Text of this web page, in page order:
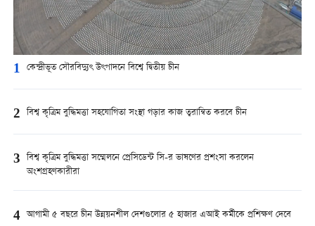
1 কেন্দ্রীভূত সৌরবিদ্যুৎ উৎপাদনে বিশ্বে দ্বিতীয় চীন
2 বিশ্ব কৃত্রিম বুদ্ধিমত্তা সহযোগিতা সংস্থা গড়ার কাজ ত্বরান্বিত করবে চীন
3 বিশ্ব কৃত্রিম বুদ্ধিমত্তা সম্মেলনে প্রেসিডেন্ট সি-র ভাষণের প্রশংসা করলেন
অংশগ্রহণকারীরা
4 আগামী ৫ বছরে চীন উন্নয়নশীল দেশগুলোর ৫ হাজার এআই কর্মীকে প্রশিক্ষণ দেবে